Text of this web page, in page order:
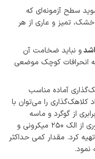
سطح آزمونه‌ای که
تمیز و عاری از هر
و نباید ضخامت آن
گرچه انحرافات کوچک موضعی
آماده مناسب
را می‌توان با
از گوگرد و ماسه
سیلیسی نرم (ریز) (اکثر آن عبوری از الک ۲۵۰ میکرونی و
میکرونی) تهیه کرد. مقدار کمی حداکثر